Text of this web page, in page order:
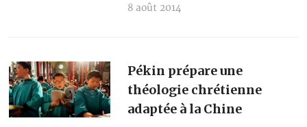
8 août 2014
Pékin prépare une
théologie chrétienne
adaptée à la Chine